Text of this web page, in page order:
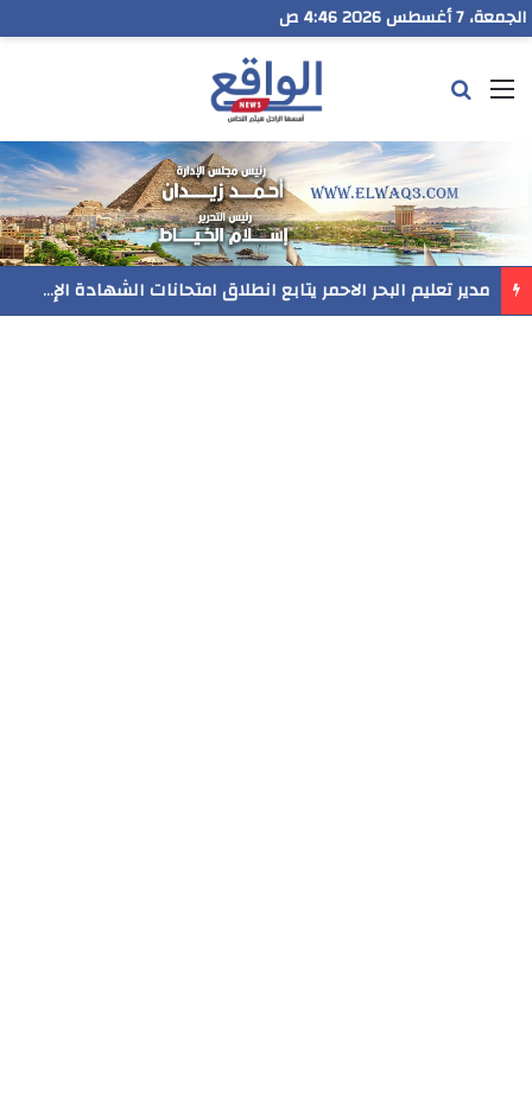
الجمعة، 7 أغسطس 2026 4:46 ص
القائمة
مدير تعليم البحر الاحمر يتابع انطلاق امتحانات الشهادة الإعدادية ويؤكد: الانضباط